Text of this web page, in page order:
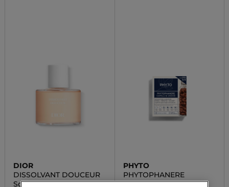
DIOR
DISSOLVANT DOUCEUR
Solvente Delicato per le
PHYTO
PHYTOPHANERE
Integratore Alimentare